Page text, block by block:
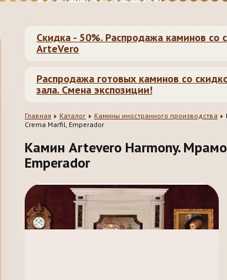
Скидка - 50%. Распродажа каминов со
ArteVero
Распродажа готовых каминов со
зала. Смена экспозиции!
Главная Каталог Камины иностранного производства
Crema Marfil, Emperador
Камин Artevero Harmony.
Emperador